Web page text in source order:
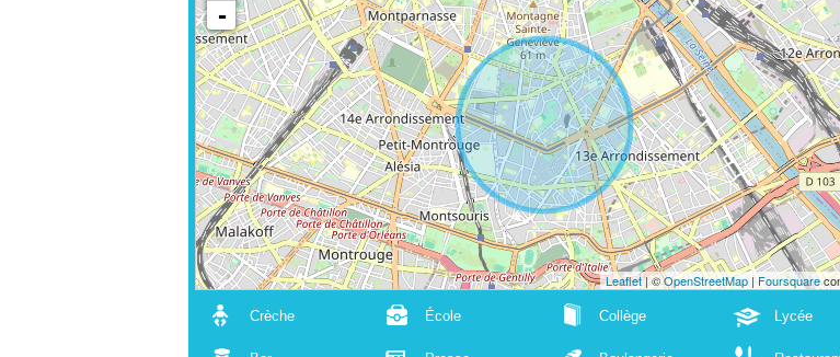
-
Leaflet| ©OpenStreetMap | Foursquare
Crèche École Collège Lycée